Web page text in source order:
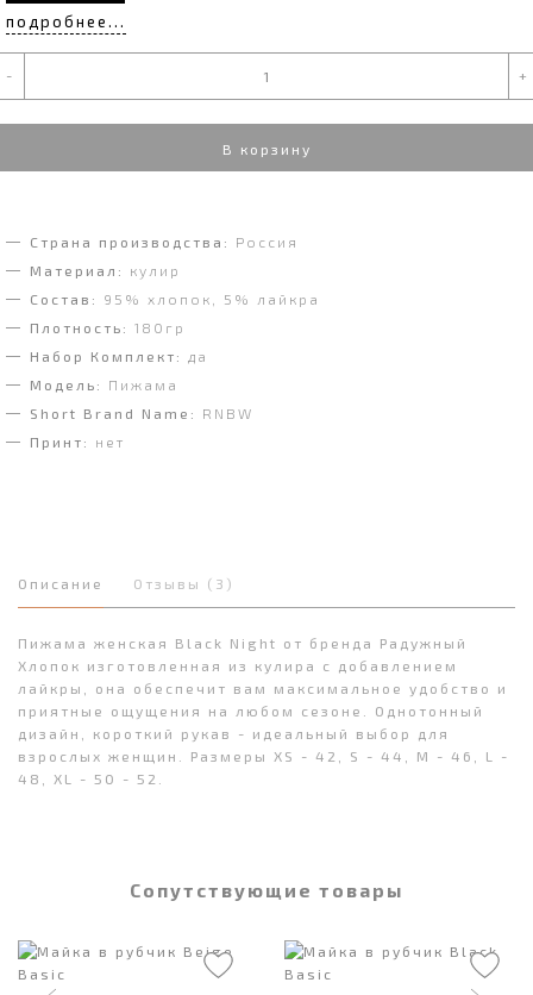
подробнее...
- +
В корзину
Страна производства:
Россия
Материал:
кулир
Состав:
95% хлопок, 5% лайкра
Плотность: 180гр
Набор Комплект:
да
Модель:
Пижама
Short Brand Name:
RNBW
Принт:
нет
Описание Отзывы (3)
Пижама женская Black Night от бренда Радужный
Хлопок изготовленная из кулира с добавлением
лайкры, она обеспечит вам максимальное удобство и
приятные ощущения на любом сезоне. Однотонный
дизайн, короткий рукав - идеальный выбор для
взрослых женщин. Размеры XS - 42, S - 44, М - 46, L -
48, XL - 50 - 52.
Сопутствующие товары